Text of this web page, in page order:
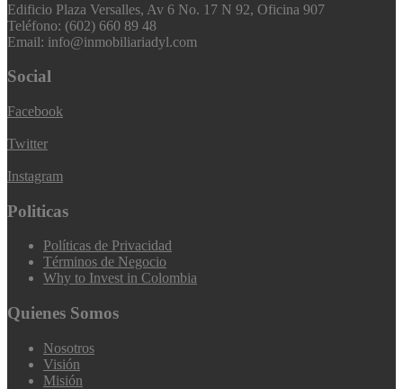
Edificio Plaza Versalles, Av 6 No. 17 N 92, Oficina 907
Teléfono: (602) 660 89 48
Email: info@inmobiliariadyl.com
Social
Facebook
Twitter
Instagram
Politicas
Políticas de Privacidad
Términos de Negocio
Why to Invest in Colombia
Quienes Somos
Nosotros
Visión
Misión